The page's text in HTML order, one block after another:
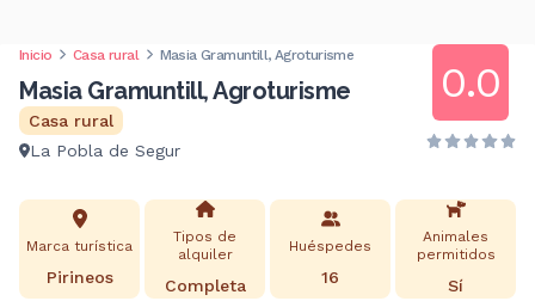
Inicio Casa rural Masia Gramuntill, Agroturisme
Masia Gramuntill, Agroturisme
Casa rural
La Pobla de Segur
0.0
Marca turística
Pirineos
Tipos de
alquiler
Completa
Huéspedes
16
Animales
permitidos
Sí